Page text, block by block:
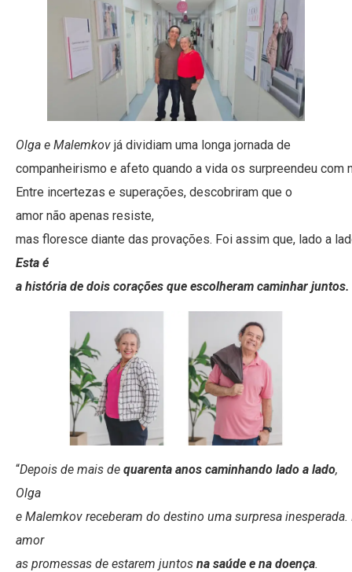
Olga e Malemkov já dividiam uma longa jornada de
companheirismo e afeto quando a vida os surpreendeu com
Entre incertezas e superações, descobriram que o
amor não apenas resiste,
mas floresce diante das provações. Foi assim que, lado a
Esta é
a história de dois corações que escolheram caminhar juntos.
“Depois de mais de quarenta anos caminhando lado a lado,
Olga
e Malemkov receberam do destino uma surpresa
amor
as promessas de estarem juntos na saúde e na doença.